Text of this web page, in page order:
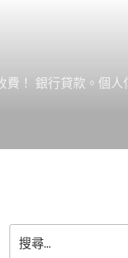
！ 銀行貸款。個
尋